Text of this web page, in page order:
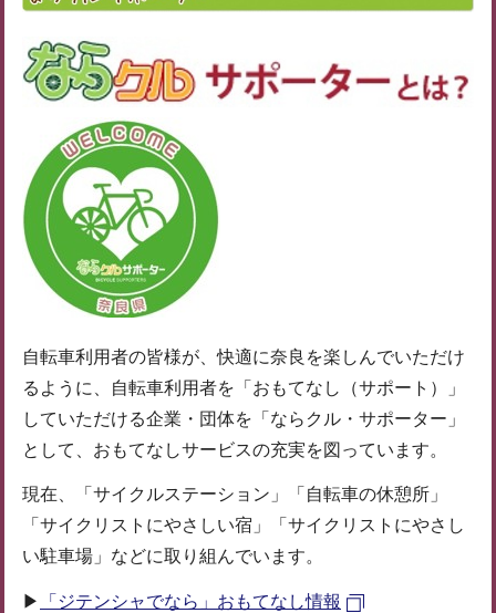
自転車利用者の皆様が、快適に奈良を楽しんでいただけ
るように、自転車利用者を「おもてなし（サポート）」
していただける企業・団体を「ならクル・サポーター」
として、おもてなしサービスの充実を図っています。
現在、「サイクルステーション」「自転車の休憩所」
「サイクリストにやさしい宿」「サイクリストにやさし
い駐車場」などに取り組んでいます。
▶ 「ジテンシャでなら」おもてなし情報